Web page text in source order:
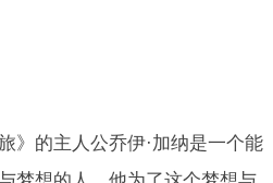
》的主人公乔伊·加纳是一个能